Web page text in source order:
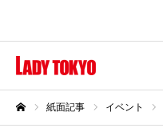
紙面記事 イベント